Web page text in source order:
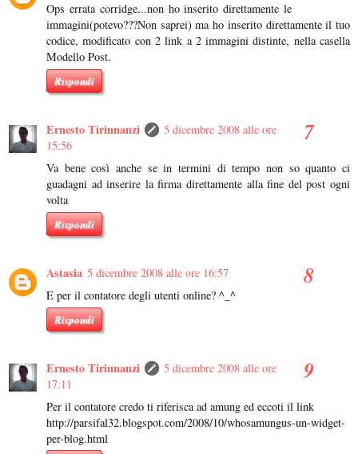
Ops errata corridge...non ho inserito direttamente le
immagini(potevo???Non saprei) ma ho inserito direttamente il tuo
codice, modificato con 2 link a 2 immagini distinte, nella casella
Modello Post.
Rispondi
Ernesto Tirinnanzi
5 dicembre 2008 alle ore
15:56
Va bene così anche se in termini di tempo non so quanto ci
guadagni ad inserire la firma direttamente alla fine del post ogni
volta
Rispondi
Astasia 5 dicembre 2008 alle ore 16:57
E per il contatore degli utenti online? ^_^
Rispondi
Ernesto Tirinnanzi
5 dicembre 2008 alle ore
17:11
Per il contatore credo ti riferisca ad amung ed eccoti il link
http://parsifal32.blogspot.com/2008/10/whosamungus-un-widget-
per-blog.html